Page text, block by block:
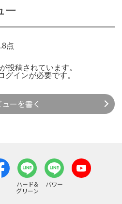
ー
点
投稿されています。
グインが必要です。
ューを書く
ハード&
グリーン
パワー